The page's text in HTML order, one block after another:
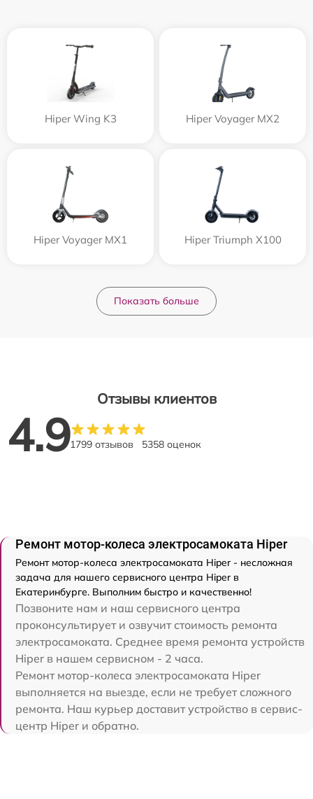
Hiper Wing K3 Hiper Voyager MX2
Hiper Voyager MX1 Hiper Triumph X100
Показать больше
Отзывы клиентов
4.91799 отзывов 5358 оценок
Ремонт мотор-колеса электросамоката Hiper
Ремонт мотор-колеса электросамоката Hiper - несложная
задача для нашего сервисного центра Hiper в
Екатеринбурге. Выполним быстро и качественно!
Позвоните нам и наш сервисного центра
проконсультирует и озвучит стоимость ремонта
электросамоката. Среднее время ремонта устройств
Hiper в нашем сервисном - 2 часа.
Ремонт мотор-колеса электросамоката Hiper
выполняется на выезде, если не требует сложного
ремонта. Наш курьер доставит устройство в сервис-
центр Hiper и обратно.